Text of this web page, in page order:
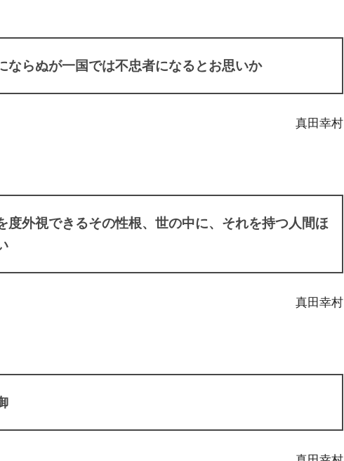
ならぬが一国では不忠者になるとお思いか
真田幸村
度外視できるその性根、世の中に、それを持つ人間ほ
真田幸村